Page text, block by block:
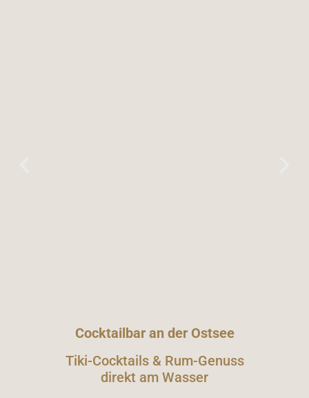
Cocktailbar an der Ostsee
Tiki-Cocktails & Rum-Genuss
direkt am Wasser